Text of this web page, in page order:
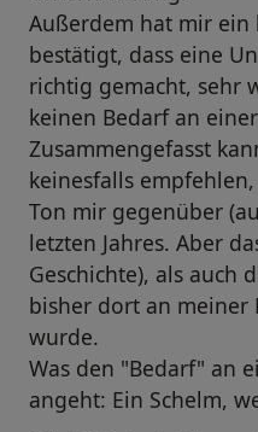
Außerdem hat mir ein
bestätigt, dass eine
richtig gemacht, sehr
keinen Bedarf an
Zusammengefasst
keinesfalls
Ton mir gegenüber
letzten Jahres. Aber
Geschichte), als auch
bisher dort an meiner
wurde.
Was den "Bedarf" an
angeht: Ein Schelm,